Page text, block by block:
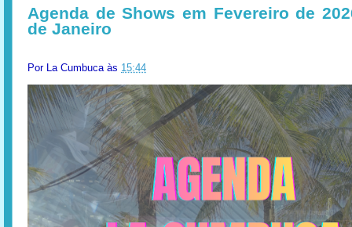
Agenda de Shows em Fevereiro de
de Janeiro
Por La Cumbuca às 15:44